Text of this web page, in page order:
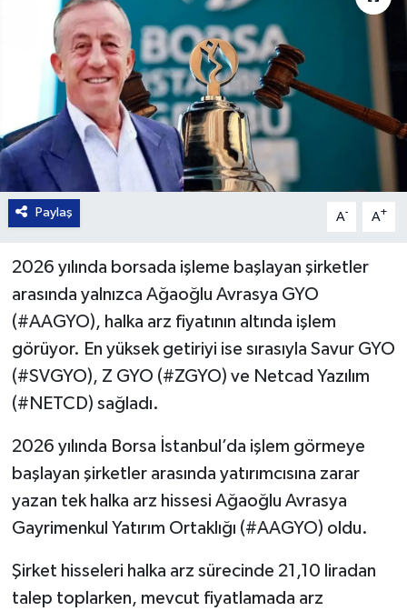
Paylaş A- A+
2026 yılında borsada işleme başlayan şirketler
arasında yalnızca Ağaoğlu Avrasya GYO
(#AAGYO), halka arz fiyatının altında işlem
görüyor. En yüksek getiriyi ise sırasıyla Savur GYO
(#SVGYO), Z GYO (#ZGYO) ve Netcad Yazılım
(#NETCD) sağladı.
2026 yılında Borsa İstanbul’da işlem görmeye
başlayan şirketler arasında yatırımcısına zarar
yazan tek halka arz hissesi Ağaoğlu Avrasya
Gayrimenkul Yatırım Ortaklığı (#AAGYO) oldu.
Şirket hisseleri halka arz sürecinde 21,10 liradan
talep toplarken, mevcut fiyatlamada arz